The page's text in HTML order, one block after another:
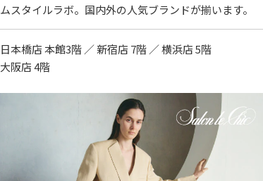
ムスタイルラボ。国内外の人気ブランドが揃います。
日本橋店 本館3階 ／ 新宿店 7階 ／ 横浜店 5階
大阪店 4階